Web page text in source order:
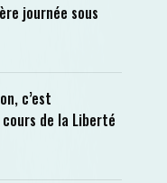
journée sous
c’est
de la Liberté